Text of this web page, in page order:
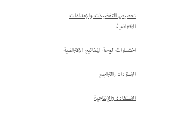
تخصيص التفضيلات والإعدادات
الافتراضية
اختصارات لوحة المفاتيح الافتراضية
الاسترداد والتراجع
الاستفادة والإنتاجية